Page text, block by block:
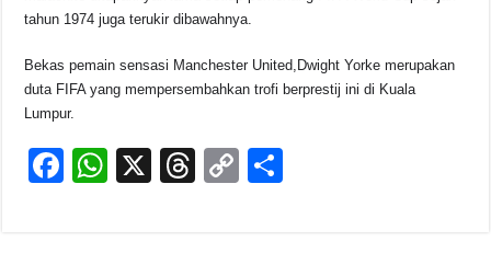
tahun 1974 juga terukir dibawahnya.
Bekas pemain sensasi Manchester United,Dwight Yorke merupakan
duta FIFA yang mempersembahkan trofi berprestij ini di Kuala
Lumpur.
F
W
X
T
C